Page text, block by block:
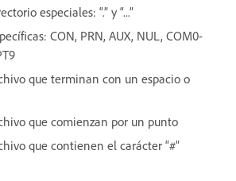
especiales: “.” y “...”
CON, PRN, AUX, NUL, COM0-
que terminan con un espacio o
que comienzan por un punto
que contienen el carácter “#”